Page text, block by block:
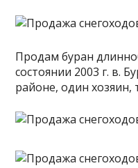
Продам буран
состоянии 2003 г. в.
районе, один хозяин,